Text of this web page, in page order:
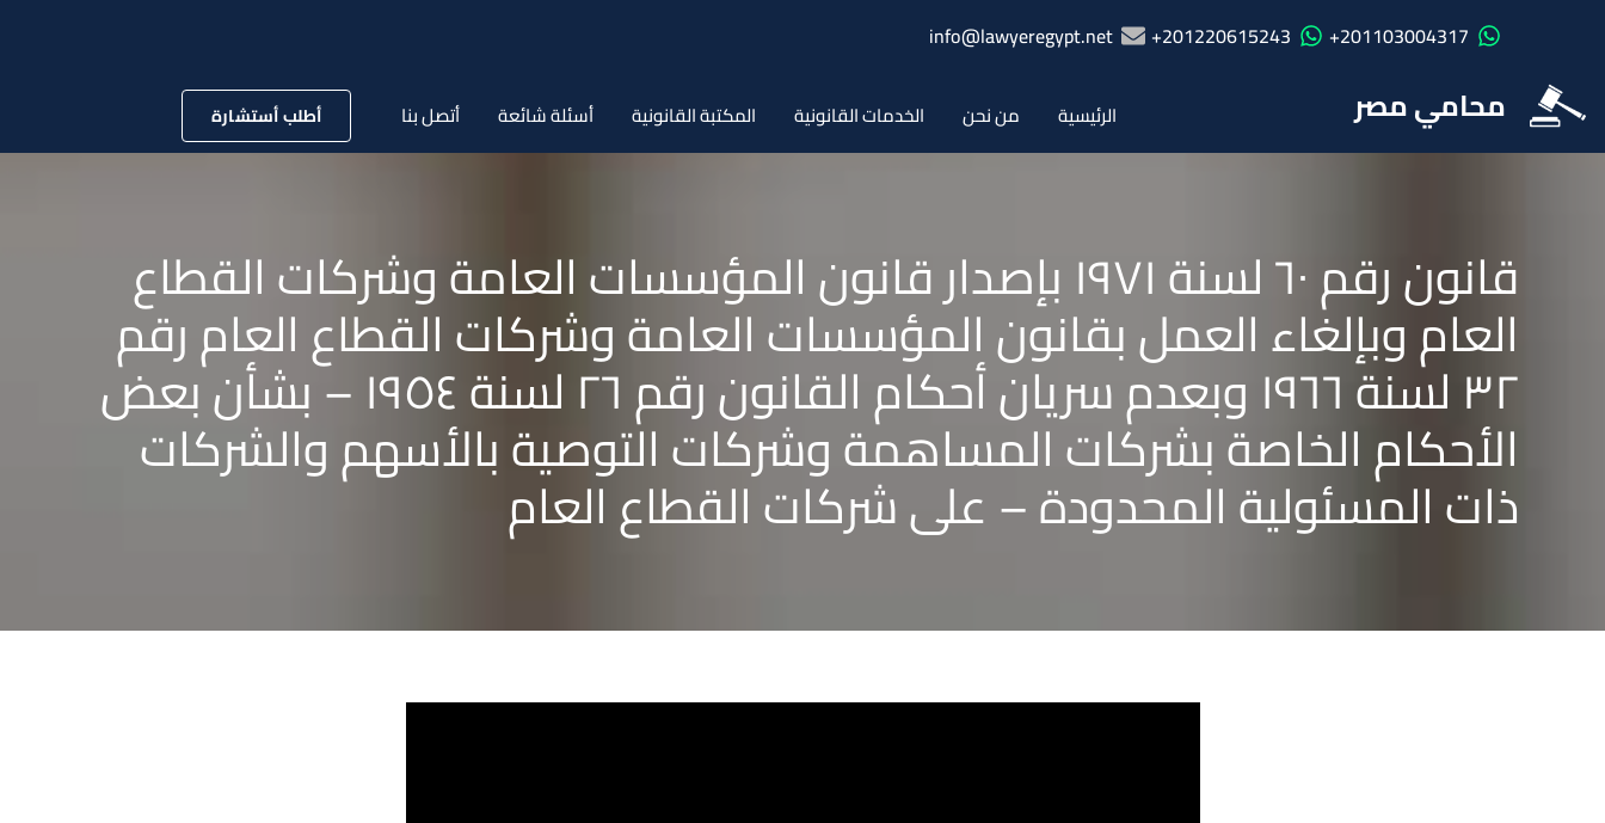
201103004317+
201220615243+
info@lawyeregypt.net
محامي مصر الرئيسية من نحن الخدمات القانونية المكتبة القانونية أسئلة شائعة أتصل بنا أطلب أستشارة
قانون رقم ٦٠ لسنة ١٩٧١ بإصدار قانون المؤسسات العامة وشركات القطاع
العام وبإلغاء العمل بقانون المؤسسات العامة وشركات القطاع العام رقم
٣٢ لسنة ١٩٦٦ وبعدم سريان أحكام القانون رقم ٢٦ لسنة ١٩٥٤ – بشأن بعض
الأحكام الخاصة بشركات المساهمة وشركات التوصية بالأسهم والشركات
ذات المسئولية المحدودة – على شركات القطاع العام